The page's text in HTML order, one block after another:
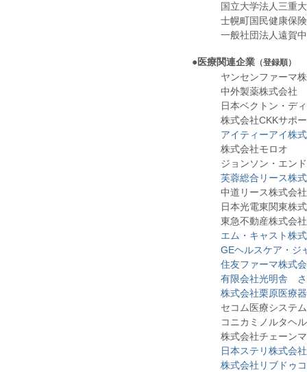
国立大学法人三重大
士幌町国民健康保険
一般社団法人遠賀中
●医療関連企業 （登録順）
ヤンセンファーマ
中外製薬株式会社
日本ベクトン・デ
株式会社CKKサポ
アイティーアイ株
株式会社モロオ
ジョンソン・エン
芙蓉総合リース株
中道リース株式会社
日本光電東関東株
東急不動産株式会
エム・キャスト株
GEヘルスケア・ジ
住友ファーマ株式
有限会社光明舎 さ
株式会社栗原医療
セコム医療システ
コニカミノルタヘ
株式会社チェーン
日本ステリ株式会社
株式会社リブドゥ